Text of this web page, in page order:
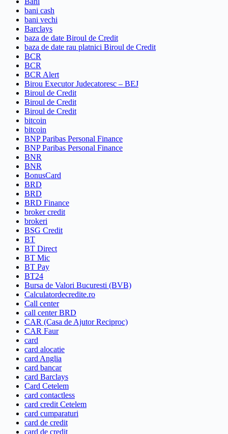
bani cash
bani vechi
Barclays
baza de date Biroul de Credit
baza de date rau platnici Biroul de Credit
BCR
BCR
BCR Alert
Birou Executor Judecatoresc – BEJ
Biroul de Credit
Biroul de Credit
Biroul de Credit
bitcoin
bitcoin
BNP Paribas Personal Finance
BNP Paribas Personal Finance
BNR
BNR
BonusCard
BRD
BRD
BRD Finance
broker credit
brokeri
BSG Credit
BT
BT Direct
BT Mic
BT Pay
BT24
Bursa de Valori Bucuresti (BVB)
Calculatordecredite.ro
Call center
call center BRD
CAR (Casa de Ajutor Reciproc)
CAR Faur
card
card alocatie
card Anglia
card bancar
card Barclays
Card Cetelem
card contactless
card credit Cetelem
card cumparaturi
card de credit
card de credit